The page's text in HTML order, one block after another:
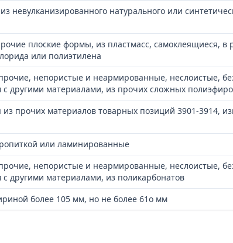
натурального или
плоские формы, из пластмасс, самоклеящиеся, в
или полиэтилена
непористые и неармированные, неслоистые,
другими материалами, из прочих сложных
прочих материалов товарных позиций 3901-3914,
или ламинированные
непористые и неармированные, неслоистые,
другими материалами, из поликарбонатов
более 105 мм, но не более 61о мм